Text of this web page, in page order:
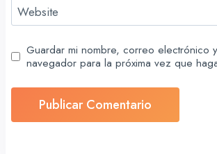
Website
Guardar mi nombre, correo electrónico
navegador para la próxima vez que